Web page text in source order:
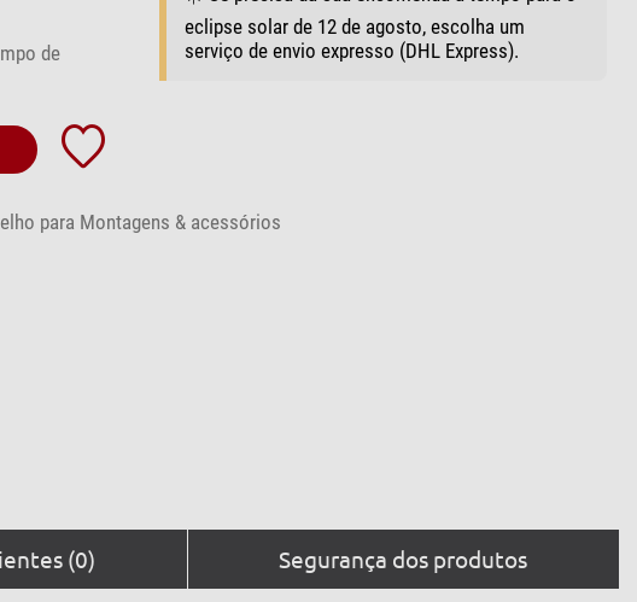
de
eclipse solar de 12 de agosto, escolha um
serviço de envio expresso (DHL Express).
para Montagens & acessórios
(0) Segurança dos produtos